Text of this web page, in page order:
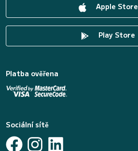
Apple Store
Play Store
Platba ověřena
Sociální sítě